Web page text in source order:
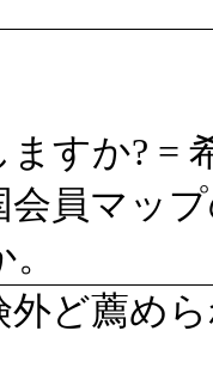
すか? =
会員マッ
外ど薦め